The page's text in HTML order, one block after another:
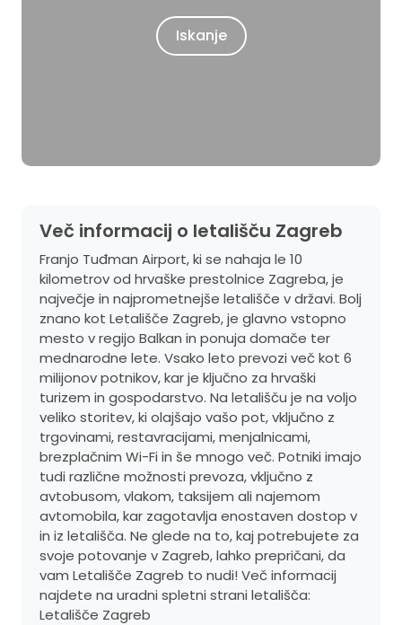
Iskanje
Več informacij o letališču Zagreb
Franjo Tuđman Airport, ki se nahaja le 10
kilometrov od hrvaške prestolnice Zagreba, je
največje in najprometnejše letališče v državi. Bolj
znano kot Letališče Zagreb, je glavno vstopno
mesto v regijo Balkan in ponuja domače ter
mednarodne lete. Vsako leto prevozi več kot 6
milijonov potnikov, kar je ključno za hrvaški
turizem in gospodarstvo. Na letališču je na voljo
veliko storitev, ki olajšajo vašo pot, vključno z
trgovinami, restavracijami, menjalnicami,
brezplačnim Wi-Fi in še mnogo več. Potniki imajo
tudi različne možnosti prevoza, vključno z
avtobusom, vlakom, taksijem ali najemom
avtomobila, kar zagotavlja enostaven dostop v
in iz letališča. Ne glede na to, kaj potrebujete za
svoje potovanje v Zagreb, lahko prepričani, da
vam Letališče Zagreb to nudi! Več informacij
najdete na uradni spletni strani letališča:
Letališče Zagreb